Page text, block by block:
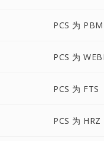
PCS 为 PBM
PCS 为
PCS 为 FTS
PCS 为 HRZ